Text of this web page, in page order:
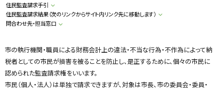
d
o
F
u
g
w
a
c
i
住民監査請求手引
住民監査請求結果（次のリンクからサイト内リンク先に移動します）
問合わせ先・担当窓口
市の執行機関・職員による財務会計上の違法・不当な行為・不作為によって納
税者としての市民が損害を被ることを防止し、是正するために、個々の市民に
認められた監査請求権をいいます。
市民（個人・法人）は単独で請求できますが、対象は市長、市の委員会・委員・